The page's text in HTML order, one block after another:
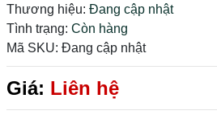
Thương hiệu: Đang cập nhật
Tình trạng: Còn hàng
Mã SKU: Đang cập nhật
Giá: Liên hệ